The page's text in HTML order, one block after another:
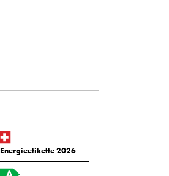
Energieetikette 2026